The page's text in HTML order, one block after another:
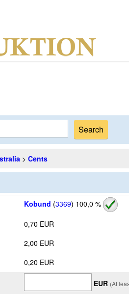
> Cents
Kobund (3369) 100,0 %
0,70 EUR
2,00 EUR
0,20 EUR
EUR (At